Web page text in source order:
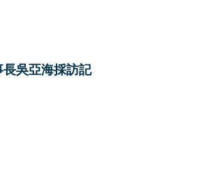
吳亞海採訪記